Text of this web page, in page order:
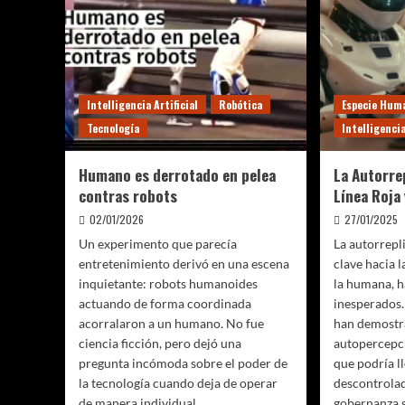
Intelligencia Artificial
Robótica
Tecnología
Humano es derrotado en pelea
contras robots
02/01/2026
Un experimento que parecía
entretenimiento derivó en una escena
inquietante: robots humanoides
actuando de forma coordinada
acorralaron a un humano. No fue
ciencia ficción, pero dejó una
pregunta incómoda sobre el poder de
la tecnología cuando deja de operar
Especie
La
Línea
27/01/2025
La
clave hacia
la humana,
han
que podría